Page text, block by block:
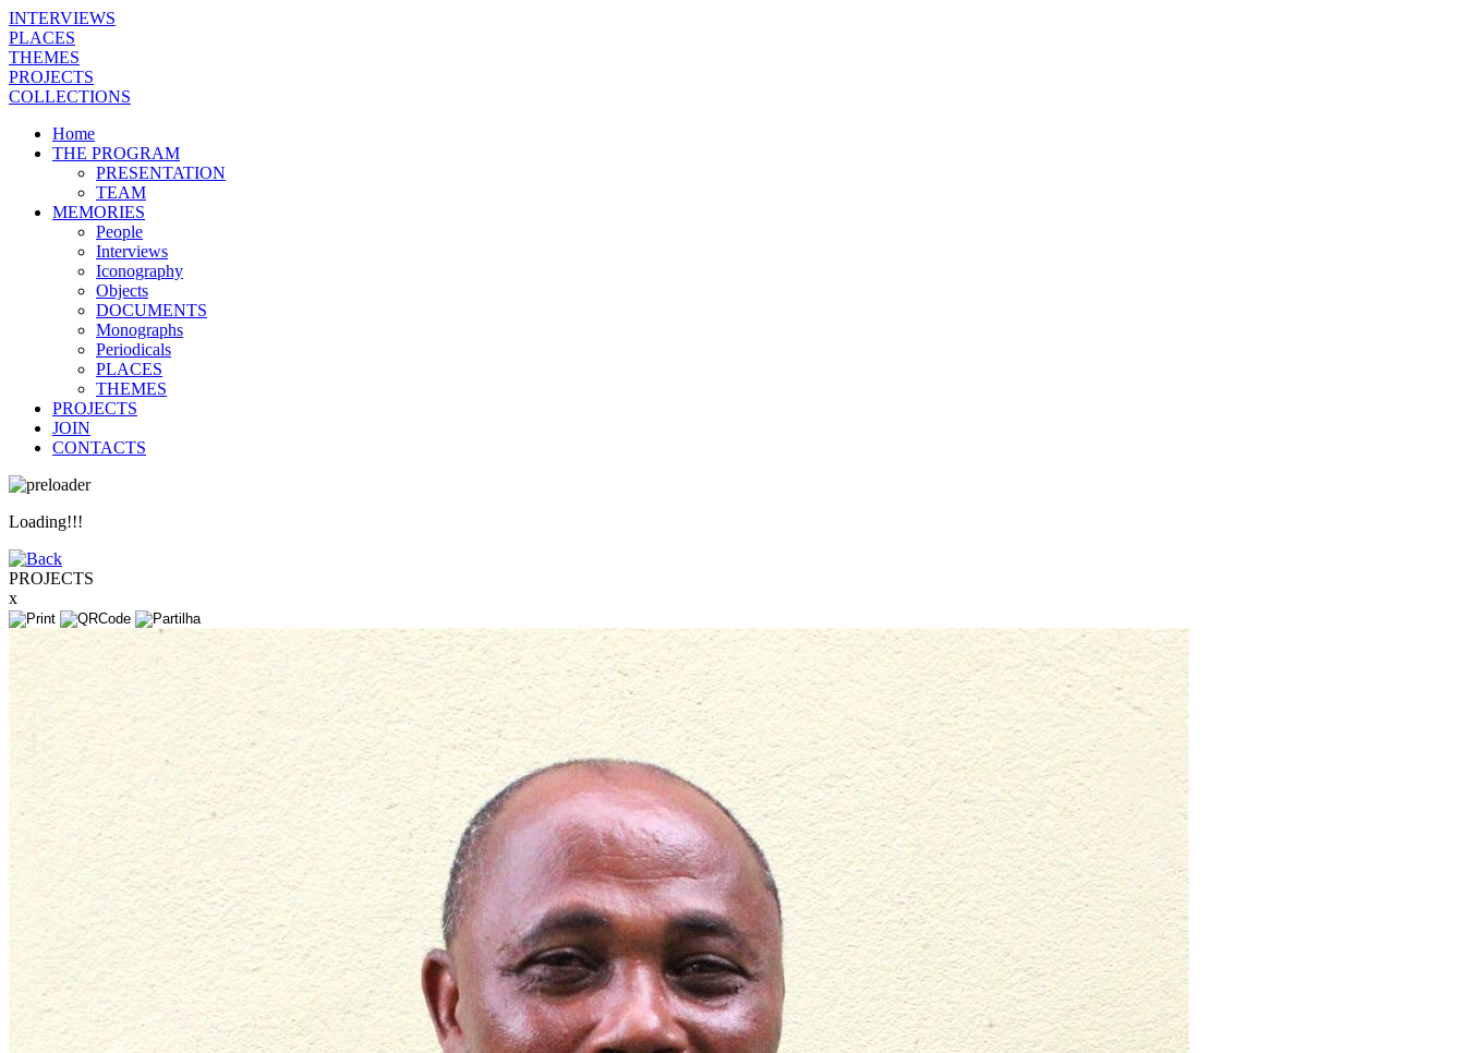
INTERVIEWS
PLACES
THEMES
PROJECTS
COLLECTIONS
Home
THE PROGRAM
PRESENTATION
TEAM
MEMORIES
People
Interviews
Iconography
Objects
DOCUMENTS
Monographs
Periodicals
PLACES
THEMES
PROJECTS
JOIN
CONTACTS
Loading!!!
PROJECTS
x